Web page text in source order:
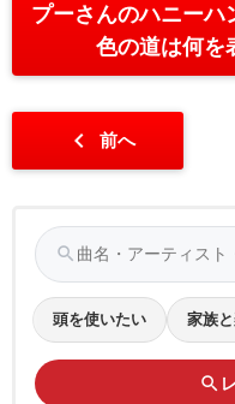
プーさんのハニーハ
色の道は何を
chevron_left 前へ
search
頭を使いたい 家族
search